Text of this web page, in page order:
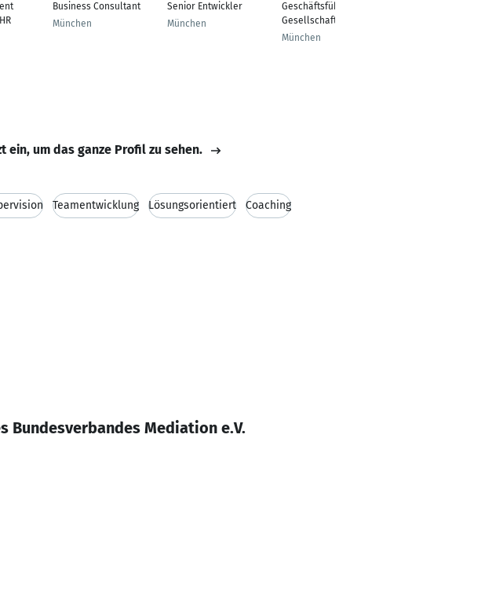
Business Consultant
München
Senior Entwickler
München
Geschäftsführender
Gesellschafter
München
ein, um das ganze Profil zu sehen.
Teamentwicklung Lösungsorientiert Coaching
Bundesverbandes Mediation e.V.